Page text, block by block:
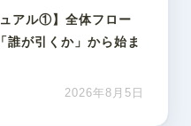
アル①】全体フロー
が引くか」から始ま
2026年8月5日